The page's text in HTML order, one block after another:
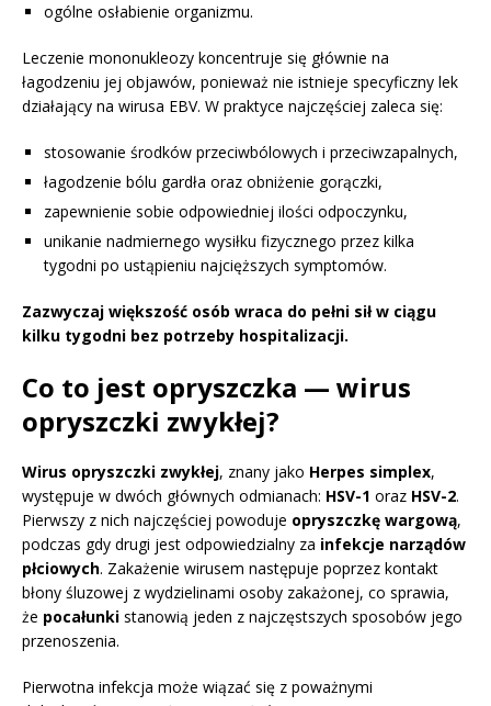
ogólne osłabienie organizmu.
Leczenie mononukleozy koncentruje się głównie na
łagodzeniu jej objawów, ponieważ nie istnieje specyficzny lek
działający na wirusa EBV. W praktyce najczęściej zaleca się:
stosowanie środków przeciwbólowych i przeciwzapalnych,
łagodzenie bólu gardła oraz obniżenie gorączki,
zapewnienie sobie odpowiedniej ilości odpoczynku,
unikanie nadmiernego wysiłku fizycznego przez kilka
tygodni po ustąpieniu najcięższych symptomów.
Zazwyczaj większość osób wraca do pełni sił w ciągu
kilku tygodni bez potrzeby hospitalizacji.
Co to jest opryszczka — wirus
opryszczki zwykłej?
Wirus opryszczki zwykłej, znany jako Herpes simplex,
występuje w dwóch głównych odmianach: HSV-1 oraz HSV-2.
Pierwszy z nich najczęściej powoduje opryszczkę wargową,
podczas gdy drugi jest odpowiedzialny za infekcje narządów
płciowych. Zakażenie wirusem następuje poprzez kontakt
błony śluzowej z wydzielinami osoby zakażonej, co sprawia,
że pocałunki stanowią jeden z najczęstszych sposobów jego
przenoszenia.
Pierwotna infekcja może wiązać się z poważnymi